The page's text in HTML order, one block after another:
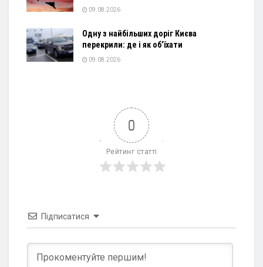
09.08.2026
Одну з найбільших доріг Києва
перекрили: де і як об’їхати
09.08.2026
0
Рейтинг статті
Підписатися